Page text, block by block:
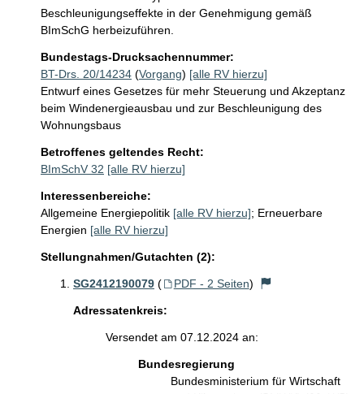
Beschleunigungseffekte in der Genehmigung gemäß
BImSchG herbeizuführen.
Bundestags-Drucksachennummer:
BT-Drs. 20/14234 (Vorgang) [alle RV hierzu]
Entwurf eines Gesetzes für mehr Steuerung und Akzeptanz
beim Windenergieausbau und zur Beschleunigung des
Wohnungsbaus
Betroffenes geltendes Recht:
BImSchV 32 [alle RV hierzu]
Interessenbereiche:
Allgemeine Energiepolitik [alle RV hierzu]; Erneuerbare
Energien [alle RV hierzu]
Stellungnahmen/Gutachten (2):
SG2412190079 ( PDF - 2 Seiten)
Adressatenkreis:
Versendet am 07.12.2024 an:
Bundesregierung
Bundesministerium für Wirtschaft